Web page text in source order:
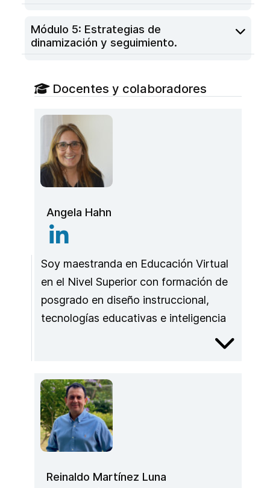
Módulo 5: Estrategias de
dinamización y seguimiento.
Docentes y colaboradores
Angela Hahn
Soy maestranda en Educación Virtual
en el Nivel Superior con formación de
posgrado en diseño instruccional,
tecnologías educativas e inteligencia
artificial aplicada a la educación. Me
Investigación Educativa (CIIE),
docente de la Universidad Pedagógica
Nacional (UNIPE) y asesora
pedagógica del Instituto Internacional
Latina y el Caribe (IESALC-UNESCO).
Reinaldo Martínez Luna